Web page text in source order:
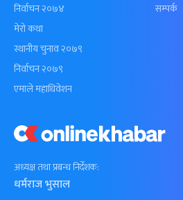
अध्यक्ष तथा प्रबन्ध निर्देशक:
धर्मराज भुसाल
निर्वाचन २०७४
मेरो कथा
स्थानीय चुनाव २०७९
निर्वाचन २०७९
एमाले महाधिवेशन
सम्पर्क